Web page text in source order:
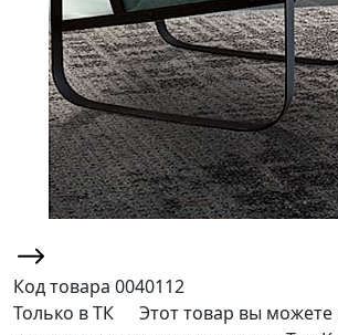
Код товара 0040112
Только в ТК
Этот товар вы